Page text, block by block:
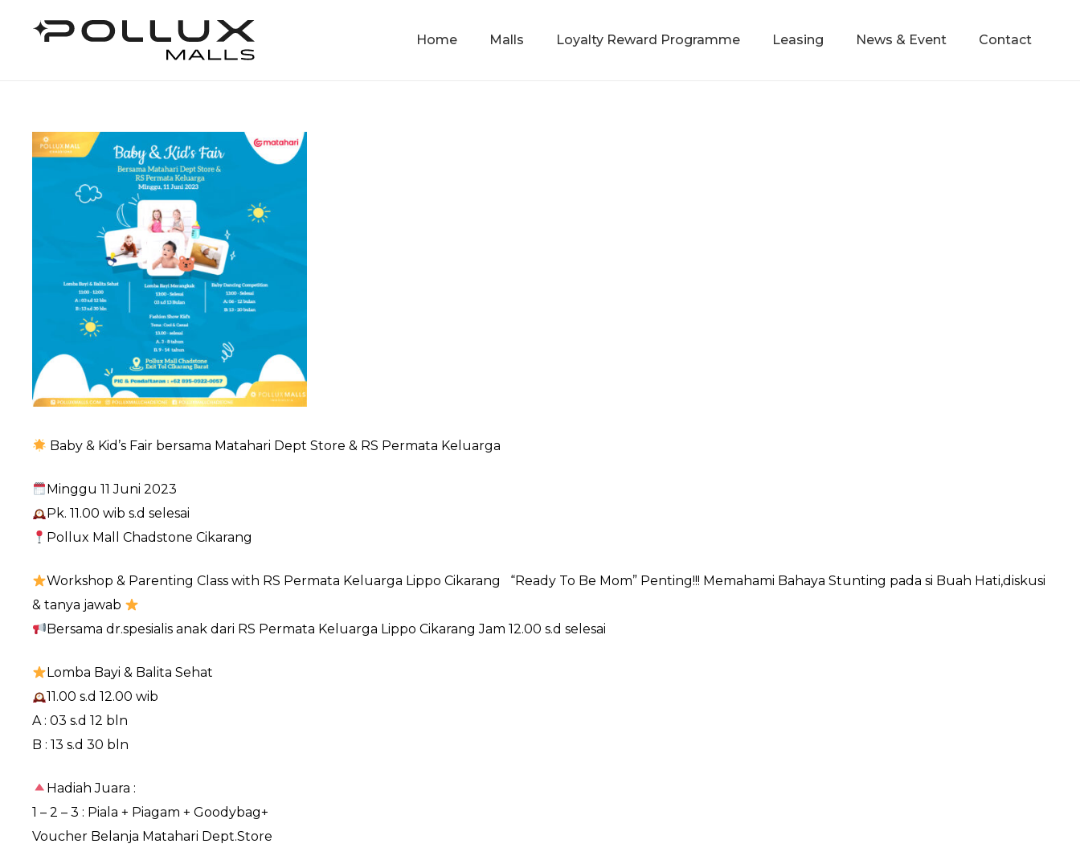
Home Malls Loyalty Reward Programme Leasing News & Event Contact
Baby & Kid’s Fair bersama Matahari Dept Store & RS Permata Keluarga
Minggu 11 Juni 2023
Pk. 11.00 wib s.d selesai
Pollux Mall Chadstone Cikarang
Workshop & Parenting Class with RS Permata Keluarga Lippo Cikarang “Ready To Be Mom” Penting!!! Memahami Bahaya Stunting pada si Buah Hati,diskusi
& tanya jawab
Bersama dr.spesialis anak dari RS Permata Keluarga Lippo Cikarang Jam 12.00 s.d selesai
Lomba Bayi & Balita Sehat
11.00 s.d 12.00 wib
A : 03 s.d 12 bln
B : 13 s.d 30 bln
Hadiah Juara :
1 – 2 – 3 : Piala + Piagam + Goodybag+
Voucher Belanja Matahari Dept.Store